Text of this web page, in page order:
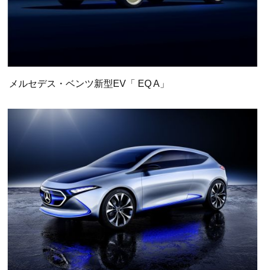
メルセデス・ベンツ新型EV「 EQ A」